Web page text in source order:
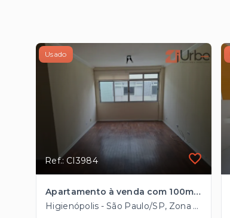
Usado
Ref.: CI3984
Apartamento à venda com 100m², 1 vaga em Higienópolis próximo ao Metrô
Higienópolis - São Paulo/SP, Zona Central